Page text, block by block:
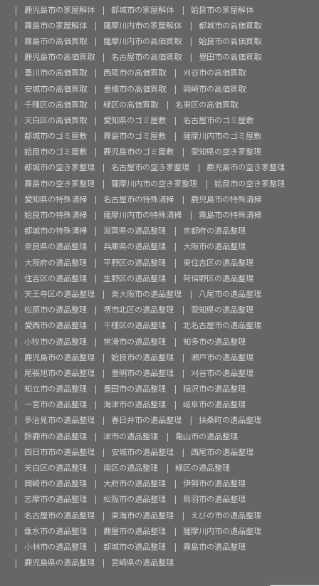
鹿児島市の家屋解体
都城市の家屋解体
姶良市の家屋解体
霧島市の家屋解体
薩摩川内市の家屋解体
都城市の高価買取
霧島市の高価買取
薩摩川内市の高価買取
姶良市の高価買取
鹿児島市の高価買取
名古屋市の高価買取
豊田市の高価買取
豊川市の高価買取
西尾市の高価買取
刈谷市の高価買取
安城市の高価買取
豊橋市の高価買取
岡崎市の高価買取
千種区の高価買取
緑区の高価買取
名東区の高価買取
天白区の高価買取
愛知県のゴミ屋敷
名古屋市のゴミ屋敷
都城市のゴミ屋敷
霧島市のゴミ屋敷
薩摩川内市のゴミ屋敷
姶良市のゴミ屋敷
鹿児島市のゴミ屋敷
愛知県の空き家整理
都城市の空き家整理
名古屋市の空き家整理
鹿児島市の空き家整理
霧島市の空き家整理
薩摩川内市の空き家整理
姶良市の空き家整理
愛知県の特殊清掃
名古屋市の特殊清掃
鹿児島市の特殊清掃
姶良市の特殊清掃
薩摩川内市の特殊清掃
霧島市の特殊清掃
都城市の特殊清掃
滋賀県の遺品整理
京都府の遺品整理
奈良県の遺品整理
兵庫県の遺品整理
大阪市の遺品整理
大阪府の遺品整理
平野区の遺品整理
東住吉区の遺品整理
住吉区の遺品整理
生野区の遺品整理
阿倍野区の遺品整理
天王寺区の遺品整理
東大阪市の遺品整理
八尾市の遺品整理
松原市の遺品整理
堺市北区の遺品整理
愛知県の遺品整理
愛西市の遺品整理
千種区の遺品整理
北名古屋市の遺品整理
小牧市の遺品整理
常滑市の遺品整理
知多市の遺品整理
鹿児島市の遺品整理
姶良市の遺品整理
瀬戸市の遺品整理
尾張旭市の遺品整理
豊明市の遺品整理
刈谷市の遺品整理
知立市の遺品整理
豊田市の遺品整理
稲沢市の遺品整理
一宮市の遺品整理
海津市の遺品整理
岐阜市の遺品整理
多治見市の遺品整理
春日井市の遺品整理
扶桑町の遺品整理
鈴鹿市の遺品整理
津市の遺品整理
亀山市の遺品整理
四日市市の遺品整理
安城市の遺品整理
西尾市の遺品整理
天白区の遺品整理
南区の遺品整理
緑区の遺品整理
岡崎市の遺品整理
大府市の遺品整理
伊勢市の遺品整理
志摩市の遺品整理
松阪市の遺品整理
鳥羽市の遺品整理
名古屋市の遺品整理
東海市の遺品整理
えびの市の遺品整理
垂水市の遺品整理
鹿屋市の遺品整理
薩摩川内市の遺品整理
小林市の遺品整理
都城市の遺品整理
霧島市の遺品整理
鹿児島県の遺品整理
宮崎県の遺品整理